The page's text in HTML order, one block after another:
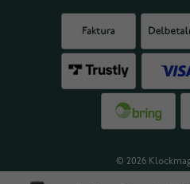
© 2026